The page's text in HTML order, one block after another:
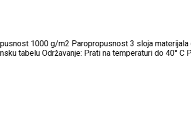
1000 g/m2 Paropropusnost 3 sloja materijala
tabelu Održavanje: Prati na temperaturi do 40°